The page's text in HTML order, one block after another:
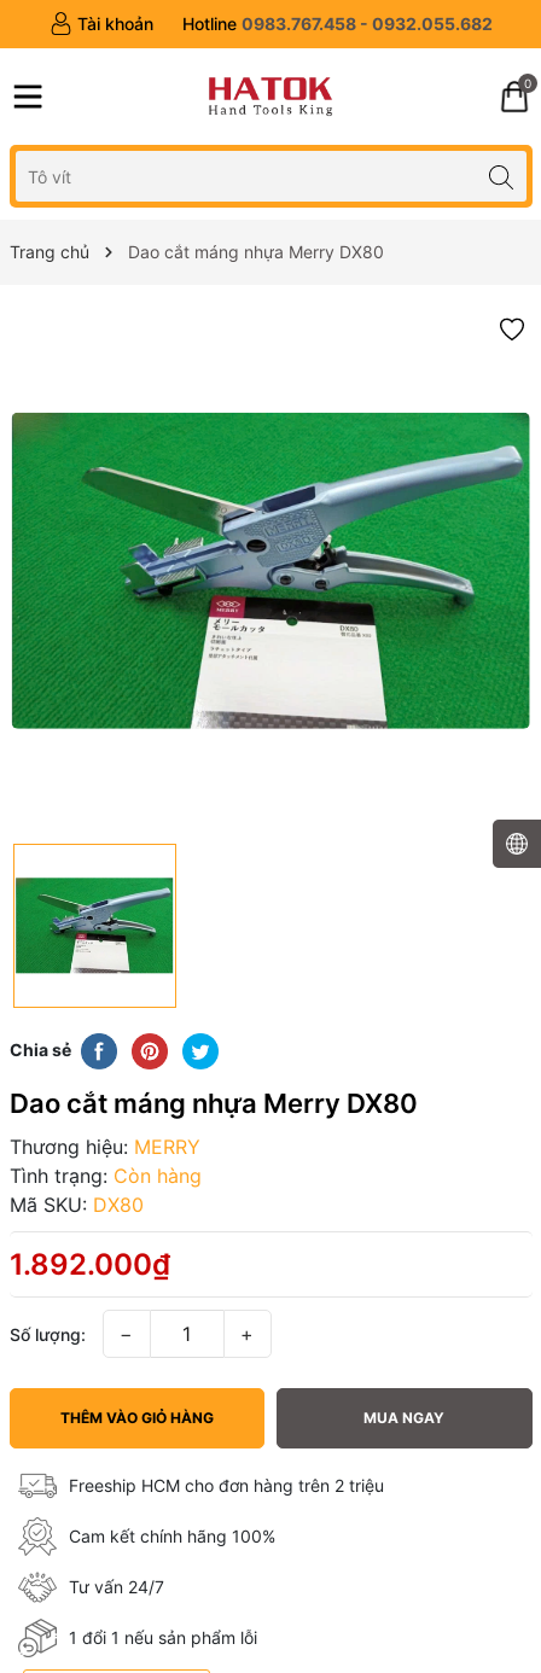
Tài khoản Hotline 0983.767.458 - 0932.055.682
0
Trang chủ Dao cắt máng nhựa Merry DX80
Chia sẻ
Dao cắt máng nhựa Merry DX80
Thương hiệu: MERRY
Tình trạng: Còn hàng
Mã SKU: DX80
1.892.000₫
Số lượng: − +
THÊM VÀO GIỎ HÀNG MUA NGAY
Freeship HCM cho đơn hàng trên 2 triệu
Cam kết chính hãng 100%
Tư vấn 24/7
1 đổi 1 nếu sản phẩm lỗi